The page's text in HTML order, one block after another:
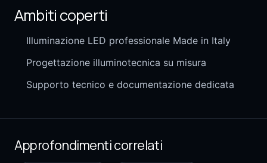
Ambiti coperti
Illuminazione LED professionale Made in Italy
Progettazione illuminotecnica su misura
Supporto tecnico e documentazione dedicata
Approfondimenti correlati